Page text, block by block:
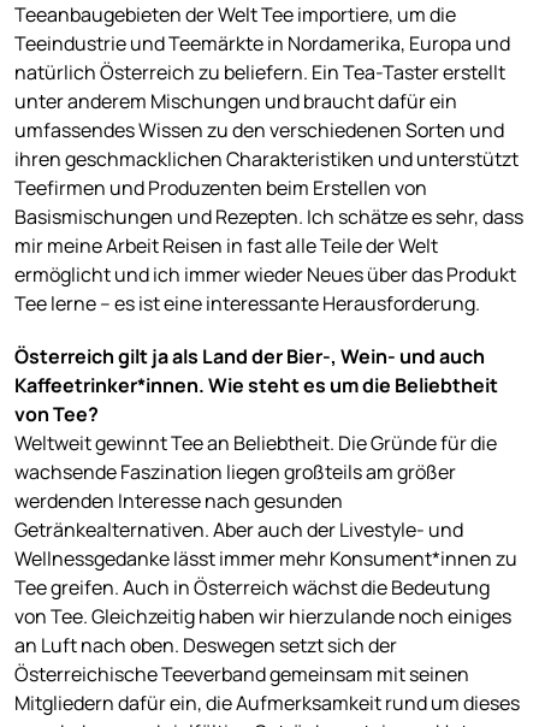
Teeanbaugebieten der Welt Tee importiere, um die
Teeindustrie und Teemärkte in Nordamerika, Europa und
natürlich Österreich zu beliefern. Ein Tea-Taster erstellt
unter anderem Mischungen und braucht dafür ein
umfassendes Wissen zu den verschiedenen Sorten und
ihren geschmacklichen Charakteristiken und unterstützt
Teefirmen und Produzenten beim Erstellen von
Basismischungen und Rezepten. Ich schätze es sehr, dass
mir meine Arbeit Reisen in fast alle Teile der Welt
ermöglicht und ich immer wieder Neues über das Produkt
Tee lerne – es ist eine interessante Herausforderung.
Österreich gilt ja als Land der Bier-, Wein- und auch
Kaffeetrinker*innen. Wie steht es um die Beliebtheit
von Tee?
Weltweit gewinnt Tee an Beliebtheit. Die Gründe für die
wachsende Faszination liegen großteils am größer
werdenden Interesse nach gesunden
Getränkealternativen. Aber auch der Livestyle- und
Wellnessgedanke lässt immer mehr Konsument*innen zu
Tee greifen. Auch in Österreich wächst die Bedeutung
von Tee. Gleichzeitig haben wir hierzulande noch einiges
an Luft nach oben. Deswegen setzt sich der
Österreichische Teeverband gemeinsam mit seinen
Mitgliedern dafür ein, die Aufmerksamkeit rund um dieses